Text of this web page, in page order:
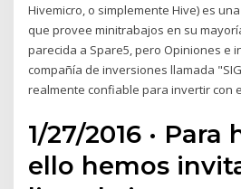
Hivemicro, o simplemente Hive) es
que provee minitrabajos en su
parecida a Spare5, pero Opiniones e
compañía de inversiones llamada
realmente confiable para invertir con
1/27/2016 · Para
ello hemos